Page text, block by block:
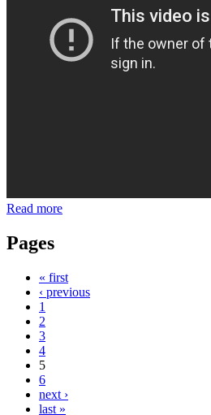
Read more
Pages
« first
‹ previous
1
2
3
4
5
6
next ›
last »